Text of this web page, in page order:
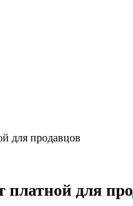
для продавцов
платной для